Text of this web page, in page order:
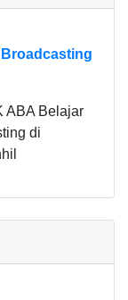
ABA Belajar
di